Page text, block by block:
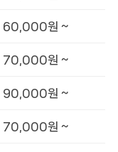
60,000원 ~
70,000원 ~
90,000원 ~
70,000원 ~